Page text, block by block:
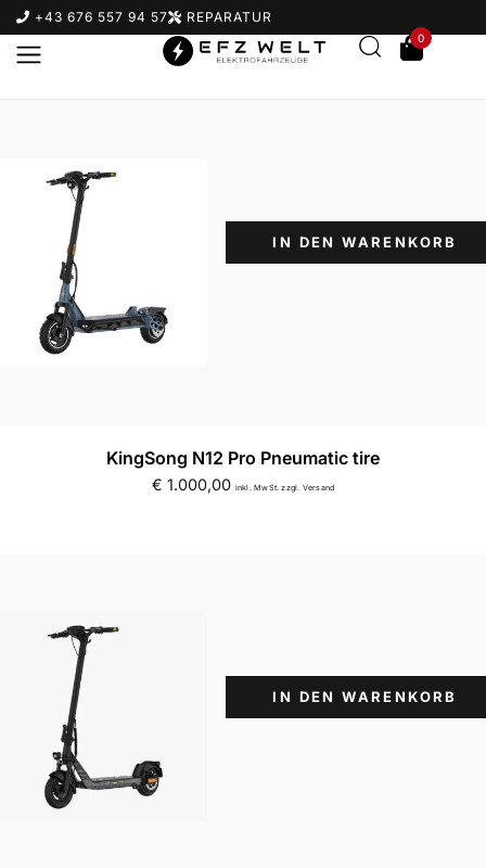
+43 676 557 94 57 REPARATUR
0
IN DEN WARENKORB
KingSong N12 Pro Pneumatic tire
€ 1.000,00 inkl. MwSt. zzgl. Versand
IN DEN WARENKORB